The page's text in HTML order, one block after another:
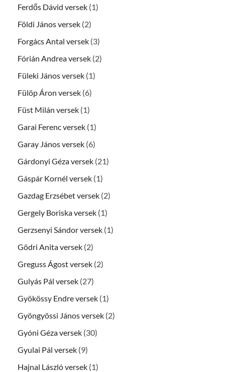
Ferdős Dávid versek (1)
Földi János versek (2)
Forgács Antal versek (3)
Fórián Andrea versek (2)
Füleki János versek (1)
Fülöp Áron versek (6)
Füst Milán versek (1)
Garai Ferenc versek (1)
Garay János versek (6)
Gárdonyi Géza versek (21)
Gáspár Kornél versek (1)
Gazdag Erzsébet versek (2)
Gergely Boriska versek (1)
Gerzsenyi Sándor versek (1)
Gödri Anita versek (2)
Greguss Ágost versek (2)
Gulyás Pál versek (27)
Gyökössy Endre versek (1)
Gyöngyössi János versek (2)
Gyóni Géza versek (30)
Gyulai Pál versek (9)
Hajnal László versek (1)